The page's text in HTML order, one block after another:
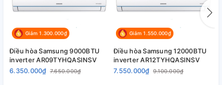
Giảm 1.300.000₫
Điều hòa Samsung 9000BTU
inverter AR09TYHQASINSV
6.350.000₫ 7.650.000₫
Giảm 1.550.000₫
Điều hòa Samsung 12000BTU
inverter AR12TYHQASINSV
7.550.000₫ 9.100.000₫